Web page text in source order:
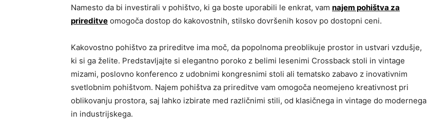
Namesto da bi investirali v pohištvo, ki ga boste uporabili le enkrat, vam najem pohištva za
prireditve omogoča dostop do kakovostnih, stilsko dovršenih kosov po dostopni ceni.
Kakovostno pohištvo za prireditve ima moč, da popolnoma preoblikuje prostor in ustvari vzdušje,
ki si ga želite. Predstavljajte si elegantno poroko z belimi lesenimi Crossback stoli in vintage
mizami, poslovno konferenco z udobnimi kongresnimi stoli ali tematsko zabavo z inovativnim
svetlobnim pohištvom. Najem pohištva za prireditve vam omogoča neomejeno kreativnost pri
oblikovanju prostora, saj lahko izbirate med različnimi stili, od klasičnega in vintage do modernega
in industrijskega.